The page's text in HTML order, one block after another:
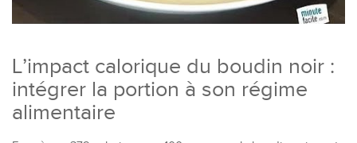
L’impact calorique du boudin noir :
intégrer la portion à son régime
alimentaire